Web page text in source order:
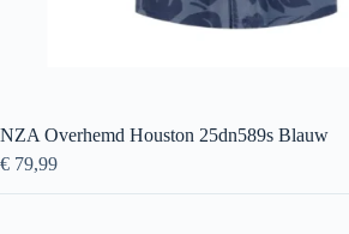
NZA Overhemd Houston 25dn589s Blauw
€ 79,99